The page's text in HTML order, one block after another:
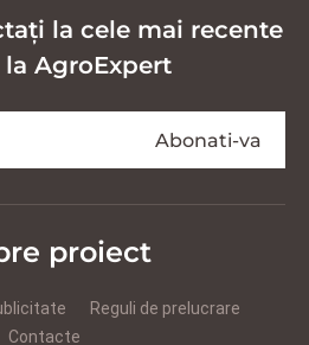
la cele mai recente
AgroExpert
proiect
Reguli de prelucrare
Contacte